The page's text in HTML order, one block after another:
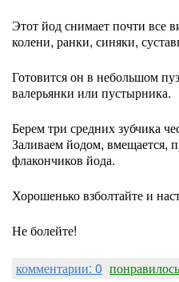
Этот йод снимает почти все
колени, ранки, синяки,
Готовится он в небольшом
валерьянки или пустырника.
Берем три средних зубчика
Заливаем йодом, вмещается,
флакончиков йода.
Хорошенько взболтайте и
Не болейте!
комментарии: 0